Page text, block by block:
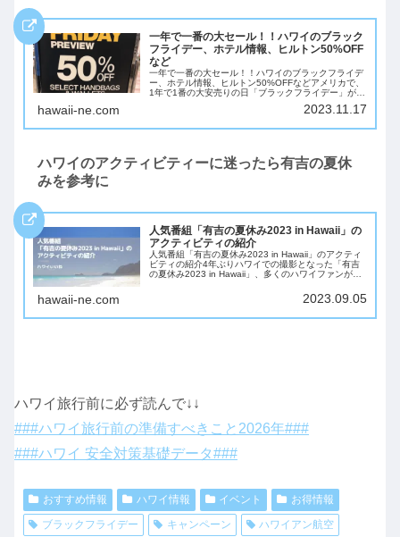
一年で一番の大セール！！ハワイのブラック
フライデー、ホテル情報、ヒルトン50%OFF
など
一年で一番の大セール！！ハワイのブラックフライデ
ー、ホテル情報、ヒルトン50%OFFなどアメリカで、
1年で1番の大安売りの日「ブラックフライデー」が近
ビングデー）（11月の第4木曜日2023/...
hawaii-ne.com 2023.11.17
ハワイのアクティビティーに迷ったら有吉の夏休
みを参考に
人気番組「有吉の夏休み2023 in Hawaii」の
アクティビティの紹介
人気番組「有吉の夏休み2023 in Hawaii」のアクティ
ビティの紹介4年ぶりハワイでの撮影となった「有吉
の夏休み2023 in Hawaii」、多くのハワイファンが見
hawaii-ne.com 2023.09.05
ハワイ旅行前に必ず読んで↓↓
###ハワイ旅行前の準備すべきこと2026年###
###ハワイ 安全対策基礎データ###
おすすめ情報 ハワイ情報 イベント
お得情報
ブラックフライデー
キャンペーン
ハワイアン航空